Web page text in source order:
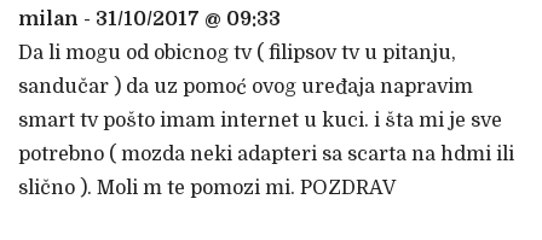
milan - 31/10/2017 @ 09:33
Da li mogu od obicnog tv ( filipsov tv u pitanju,
sandučar ) da uz pomoć ovog uređaja napravim
smart tv pošto imam internet u kuci. i šta mi je sve
potrebno ( mozda neki adapteri sa scarta na hdmi ili
slično ). Moli m te pomozi mi. POZDRAV